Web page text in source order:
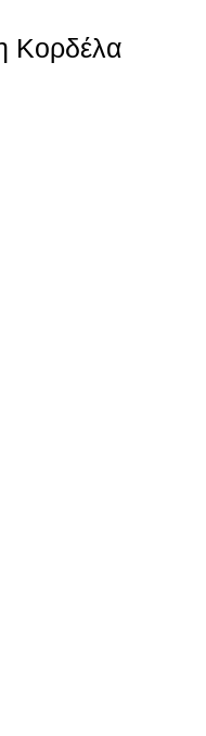
Κορδέλα